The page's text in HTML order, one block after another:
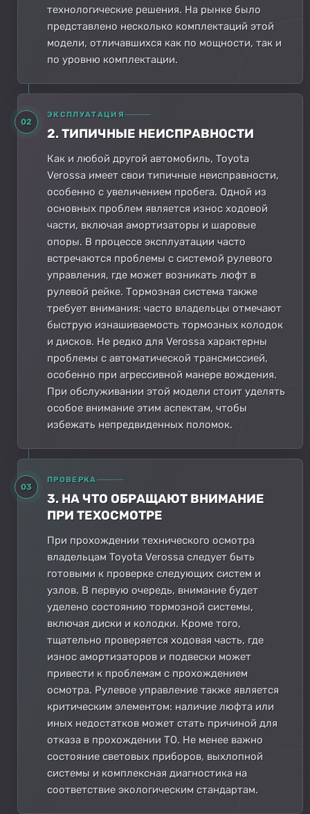
технологические решения. На рынке было
представлено несколько комплектаций этой
модели, отличавшихся как по мощности, так и
по уровню комплектации.
02
ЭКСПЛУАТАЦИЯ
2. ТИПИЧНЫЕ НЕИСПРАВНОСТИ
Как и любой другой автомобиль, Toyota
Verossa имеет свои типичные неисправности,
особенно с увеличением пробега. Одной из
основных проблем является износ ходовой
части, включая амортизаторы и шаровые
опоры. В процессе эксплуатации часто
встречаются проблемы с системой рулевого
управления, где может возникать люфт в
рулевой рейке. Тормозная система также
требует внимания: часто владельцы отмечают
быструю изнашиваемость тормозных колодок
и дисков. Не редко для Verossa характерны
проблемы с автоматической трансмиссией,
особенно при агрессивной манере вождения.
При обслуживании этой модели стоит уделять
особое внимание этим аспектам, чтобы
избежать непредвиденных поломок.
03
ПРОВЕРКА
3. НА ЧТО ОБРАЩАЮТ ВНИМАНИЕ
ПРИ ТЕХОСМОТРЕ
При прохождении технического осмотра
владельцам Toyota Verossa следует быть
готовыми к проверке следующих систем и
узлов. В первую очередь, внимание будет
уделено состоянию тормозной системы,
включая диски и колодки. Кроме того,
тщательно проверяется ходовая часть, где
износ амортизаторов и подвески может
привести к проблемам с прохождением
осмотра. Рулевое управление также является
критическим элементом: наличие люфта или
иных недостатков может стать причиной для
отказа в прохождении ТО. Не менее важно
состояние световых приборов, выхлопной
системы и комплексная диагностика на
соответствие экологическим стандартам.